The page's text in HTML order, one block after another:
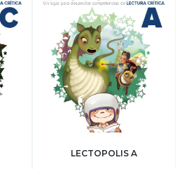
LECTOPOLIS A